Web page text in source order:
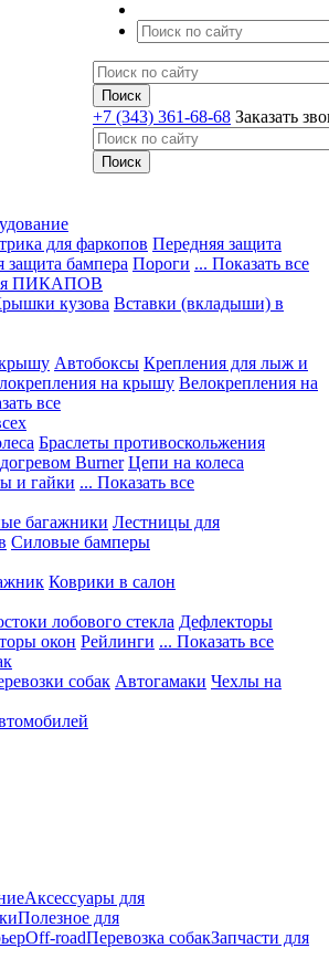
+7 (343) 361-68-68 Заказать
для фаркопов Передняя защита
защита бампера Пороги ... Показать все
ПИКАПОВ
кузова Вставки (вкладыши) в
Автобоксы Крепления для лыж и
на крышу Велокрепления на
все
Браслеты противоскольжения
Burner Цепи на колеса
и гайки ... Показать все
багажники Лестницы для
Силовые бамперы
Коврики в салон
лобового стекла Дефлекторы
окон Рейлинги ... Показать все
собак Автогамаки Чехлы на
Аксессуары для
Полезное для
Off-roadПеревозка собакЗапчасти для